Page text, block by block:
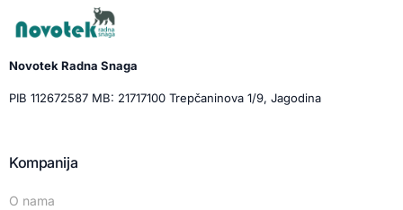
Novotek Radna Snaga
PIB 112672587 MB: 21717100 Trepčaninova 1/9, Jagodina
Kompanija
O nama